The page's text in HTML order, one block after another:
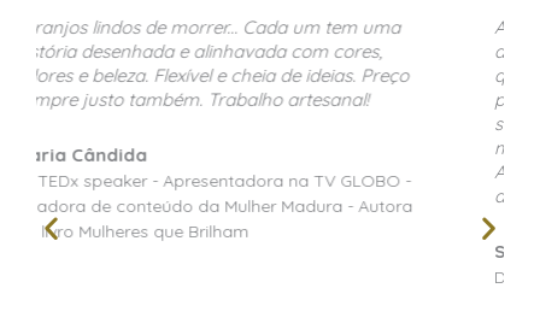
A decoradora e florista Alessandra Lima é uma
das profissionais mais criativas e de bom gosto
que conheço! Sempre que tenho que realizar
projetos complexos e especiais contrato os
maravilhosa a cada trabalho. Parabéns
Alessandra pelo trabalho impecável que você
desenvolve. Abraços